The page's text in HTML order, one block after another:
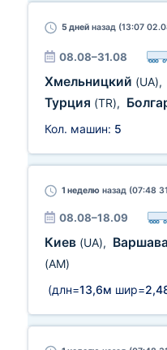
5 дней назад (13:07
08.08–31.08
Хмельницкий (UA),
Турция (TR),
Кол. машин: 5
1 неделю назад (07:48
08.08–18.09
Киев (UA), Варшава
(AM)
(длн=13,6м шир=